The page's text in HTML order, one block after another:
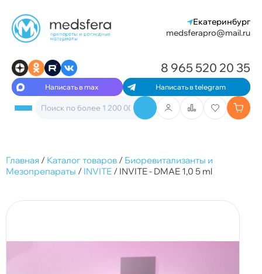
Екатеринбург
medsferapro@mail.ru
Написать в max Написать в telegram
8 965 520 20 35
Главная / Каталог товаров / Биоревитализанты и
Мезопрепараты / INVITE / INVITE - DMAE 1,0 5 ml